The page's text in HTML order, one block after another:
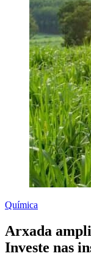
Química
Arxada
Investe nas